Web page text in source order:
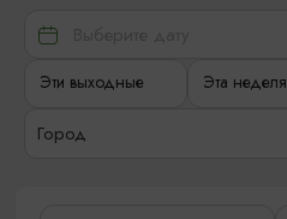
Эти выходные Эта неделя
Город